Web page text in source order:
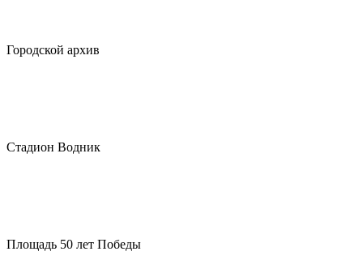
Городской архив
Стадион Водник
Площадь 50 лет Победы